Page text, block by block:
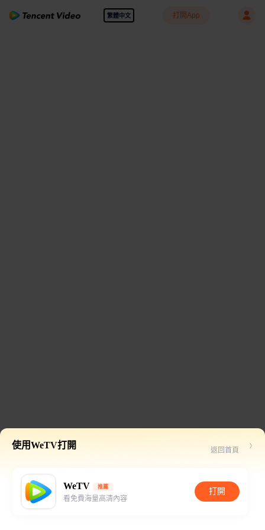
繁體中文 打開App
使用WeTV打開 返回首頁
WeTV 推薦
看免費海量高清內容
打開